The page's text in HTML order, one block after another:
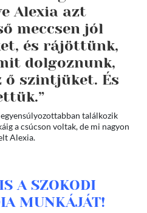
Alexia azt
meccsen jól
és rájöttünk,
dolgoznunk,
ő szintjüket. És
találkozik
a csúcson voltak, de mi nagyon
Alexia.
A SZOKODI
MUNKÁJÁT!